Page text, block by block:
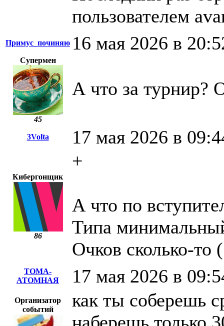
пользователем
Примус_починяю 16 мая 2026 в
Супермен
45
А что за турнир?
3Volta 17 мая 2026 в
Кибергонщик
86
+
А что по
Типа
Очков сколько-то
ТОМА-
АТОМНАЯ
17 мая 2026 в
Организатор
событий
как ты соберешь